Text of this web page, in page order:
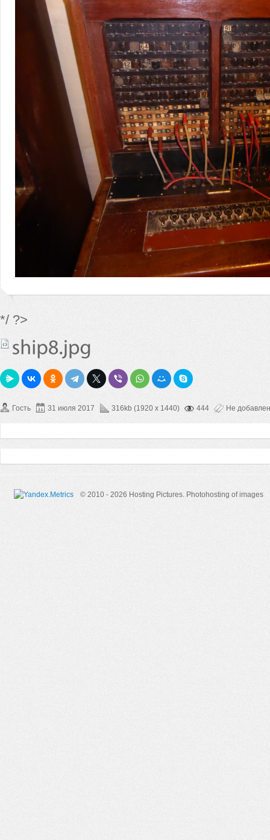
*/ ?>
Гость 31 июля 2017 316kb (1920 x 1440) 444 Не
© 2010 - 2026 Hosting Pictures. Photohosting of images